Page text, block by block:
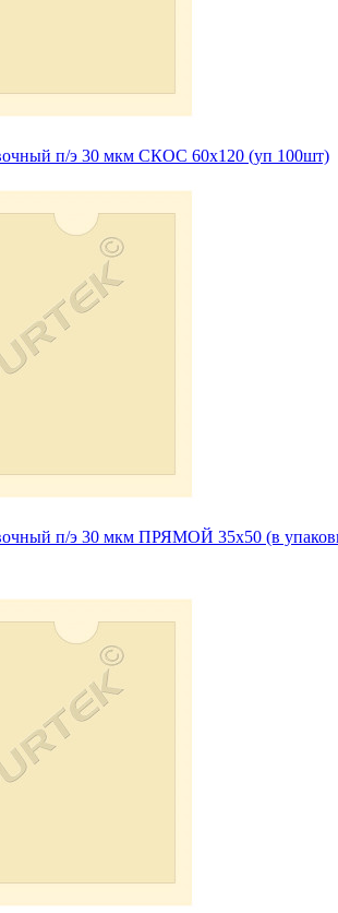
п/э 30 мкм СКОС 60х120 (уп 100шт)
п/э 30 мкм ПРЯМОЙ 35х50 (в